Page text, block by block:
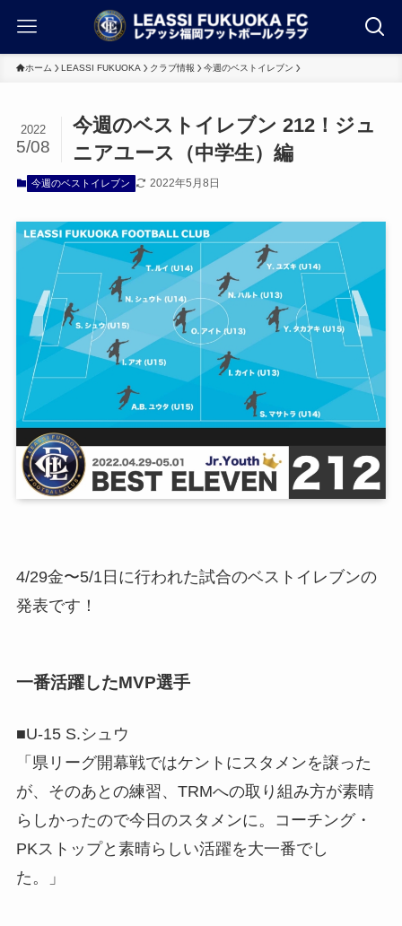
ホーム LEASSI FUKUOKA クラブ情報 今週のベストイレブン
今週のベストイレブン 212！ジュ
ニアユース（中学生）編
2022
5/08
今週のベストイレブン 2022年5月8日
4/29金〜5/1日に行われた試合のベストイレブンの
発表です！
一番活躍したMVP選手
■U-15 S.シュウ
「県リーグ開幕戦ではケントにスタメンを譲った
が、そのあとの練習、TRMへの取り組み方が素晴
らしかったので今日のスタメンに。コーチング・
PKストップと素晴らしい活躍を大一番でし
た。」